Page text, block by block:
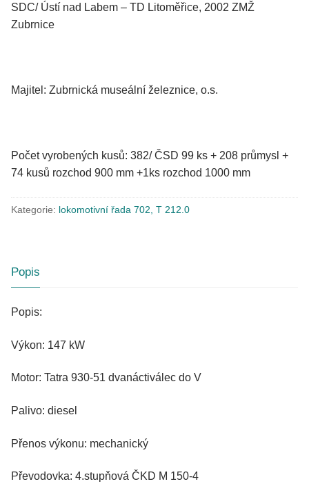
SDC/ Ústí nad Labem – TD Litoměřice, 2002 ZMŽ
Zubrnice
Majitel: Zubrnická museální železnice, o.s.
Počet vyrobených kusů: 382/ ČSD 99 ks + 208 průmysl +
74 kusů rozchod 900 mm +1ks rozchod 1000 mm
Kategorie: lokomotivní řada 702, T 212.0
Popis
Popis:
Výkon: 147 kW
Motor: Tatra 930-51 dvanáctiválec do V
Palivo: diesel
Přenos výkonu: mechanický
Převodovka: 4.stupňová ČKD M 150-4